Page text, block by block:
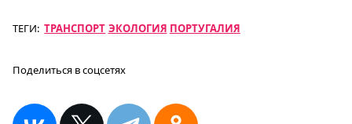
ТЕГИ: ТРАНСПОРТ ЭКОЛОГИЯ ПОРТУГАЛИЯ
Поделиться в соцсетях